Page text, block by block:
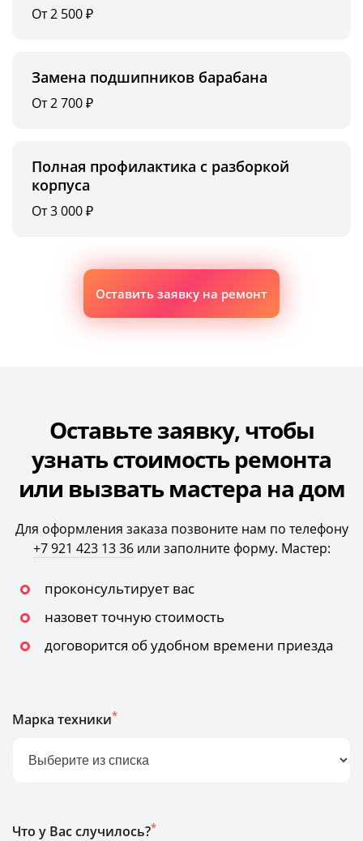
От 2 500 ₽
Замена подшипников барабана
От 2 700 ₽
Полная профилактика с разборкой
корпуса
От 3 000 ₽
Оставить заявку на ремонт
Оставьте заявку, чтобы
узнать стоимость ремонта
или вызвать мастера на дом
Для оформления заказа позвоните нам по телефону
+7 921 423 13 36или заполните форму. Мастер:
проконсультирует вас
назовет точную стоимость
договорится об удобном времени приезда
Марка техники*
Что у Вас случилось?*